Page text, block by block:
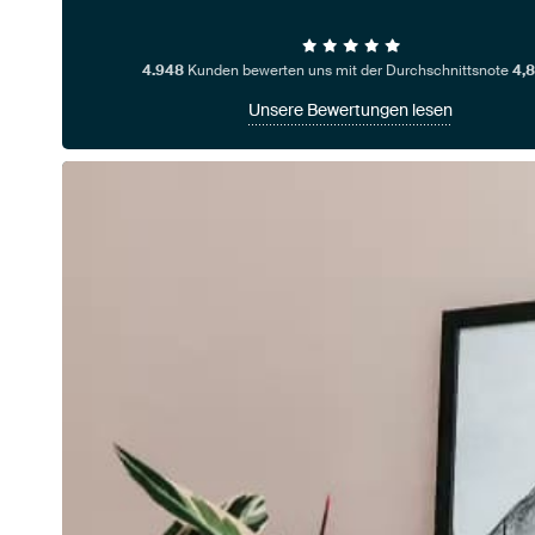
4.948 Kunden bewerten uns mit der Durchschnittsnote
Unsere Bewertungen lesen